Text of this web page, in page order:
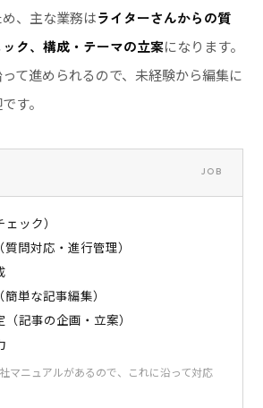
、主な業務はライターさんからの質
ク、構成・テーマの立案になります。
て進められるので、未経験から編集に
す。
JOB
ック）
問対応・進行管理）
単な記事編集）
記事の企画・立案）
マニュアルがあるので、これに沿って対応